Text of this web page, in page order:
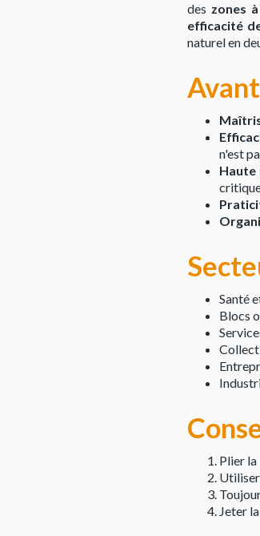
des zones
efficacité
naturel en
n'est
Haute
Santé
Blocs
Plier
Utiliser
Jeter